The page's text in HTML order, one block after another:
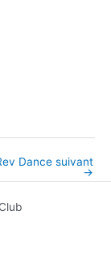
Dance suivant
→